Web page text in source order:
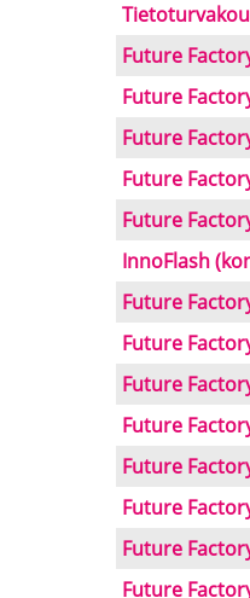
Future
Future
Future
Future
Future
InnoFlash
Future
Future
Future
Future
Future
Future
Future
Future